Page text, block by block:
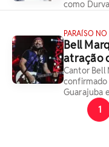
como
PARAÍSO
Bell
atração
Cantor Bell
confirmado
Guarajuba
1